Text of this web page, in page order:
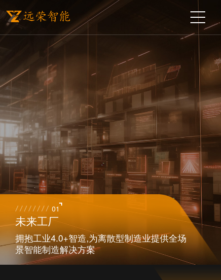
01
未来工厂
拥抱工业4.0+智造,为离散型制造业提供全场
景智能制造解决方案